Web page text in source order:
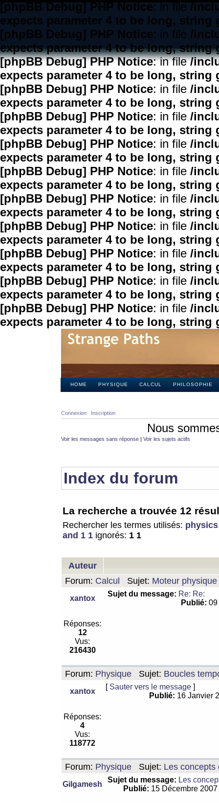
[phpBB Debug] PHP Notice: in file/
expects parameter 4 to be long, string
[phpBB Debug] PHP Notice: in file /
expects parameter 4 to be long, string
[phpBB Debug] PHP Notice: in file/
expects parameter 4 to be long, string
[phpBB Debug] PHP Notice: in file /
expects parameter 4 to be long, string
[phpBB Debug] PHP Notice: in file /
expects parameter 4 to be long, string
[phpBB Debug] PHP Notice: in file /
expects parameter 4 to be long, string
[phpBB Debug] PHP Notice: in file /
expects parameter 4 to be long, string
[phpBB Debug] PHP Notice: in file /
expects parameter 4 to be long, string
[phpBB Debug] PHP Notice: in file /
expects parameter 4 to be long, string
[phpBB Debug] PHP Notice: in file /
expects parameter 4 to be long, string
[phpBB Debug] PHP Notice: in file /
expects parameter 4 to be long, string
[phpBB Debug] PHP Notice: in file /
expects parameter 4 to be long, string
HOME PHYSIQUE CALCUL PHILOSOPHIE
Connexion Inscription
Nous
Voir les messages sans réponse | Voir les sujets actifs
Index du forum
La recherche a trouvée 12
Rechercher les termes utilisés: physics
and 1 1 ignorés: 1 1
Auteur
Forum: Calcul Sujet: Moteur
xantox
Sujet du message: Re: Re:
Publié:
Réponses:
12
Vus:
216430
Forum: Physique Sujet: Boucles
xantox
[ Sauter vers le message ]
Publié: 16 Janvier
Réponses:
4
Vus:
118772
Forum: Physique Sujet: Les concepts
Gilgamesh
Sujet du message: Les
Publié: 15 Décembre